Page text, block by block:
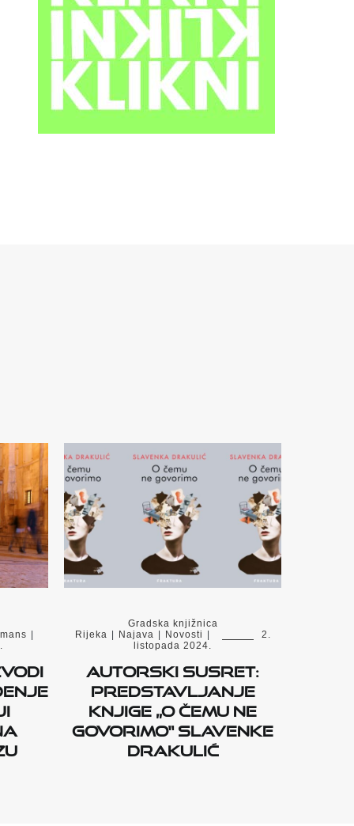
Gradska knjižnica
Rijeka
Najava Novosti
2.
listopada 2024.
AUTORSKI SUSRET:
PREDSTAVLJANJE
KNJIGE „O ČEMU NE
GOVORIMO“ SLAVENKE
DRAKULIĆ